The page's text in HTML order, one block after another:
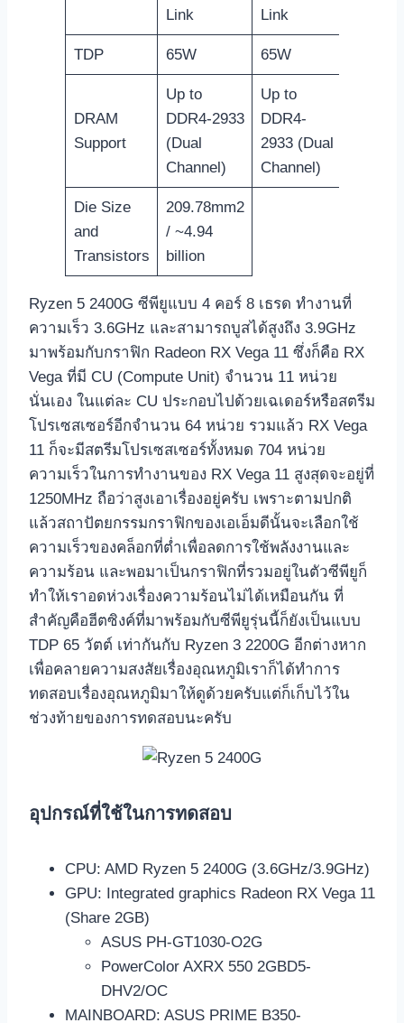
Link
Link
TDP 65W 65W
DRAM
Support
Up to
DDR4-2933
(Dual
Channel)
Up to
DDR4-
2933 (Dual
Channel)
Die Size
and
Transistors
209.78mm2
/ ~4.94
billion
Ryzen 5 2400G ซีพียูแบบ 4 คอร์ 8 เธรด ทำงานที่
ความเร็ว 3.6GHz และสามารถบูสได้สูงถึง 3.9GHz
มาพร้อมกับกราฟิก Radeon RX Vega 11 ซึ่งก็คือ RX
Vega ที่มี CU (Compute Unit) จำนวน 11 หน่วย
นั่นเอง ในแต่ละ CU ประกอบไปด้วยเฉเดอร์หรือสตรีม
โปรเซสเซอร์อีกจำนวน 64 หน่วย รวมแล้ว RX Vega
11 ก็จะมีสตรีมโปรเซสเซอร์ทั้งหมด 704 หน่วย
ความเร็วในการทำงานของ RX Vega 11 สูงสุดจะอยู่ที่
1250MHz ถือว่าสูงเอาเรื่องอยู่ครับ เพราะตามปกติ
แล้วสถาปัตยกรรมกราฟิกของเอเอ็มดีนั้นจะเลือกใช้
ความเร็วของคล็อกที่ต่ำเพื่อลดการใช้พลังงานและ
ความร้อน และพอมาเป็นกราฟิกที่รวมอยู่ในตัวซีพียูก็
ทำให้เราอดห่วงเรื่องความร้อนไม่ได้เหมือนกัน ที่
สำคัญคือฮีตซิงค์ที่มาพร้อมกับซีพียูรุ่นนี้ก็ยังเป็นแบบ
TDP 65 วัตต์ เท่ากันกับ Ryzen 3 2200G อีกต่างหาก
เพื่อคลายความสงสัยเรื่องอุณหภูมิเราก็ได้ทำการ
ทดสอบเรื่องอุณหภูมิมาให้ดูด้วยครับแต่ก็เก็บไว้ใน
ช่วงท้ายของการทดสอบนะครับ
อุปกรณ์ที่ใช้ในการทดสอบ
CPU: AMD Ryzen 5 2400G (3.6GHz/3.9GHz)
GPU: Integrated graphics Radeon RX Vega 11
(Share 2GB)
ASUS PH-GT1030-O2G
PowerColor AXRX 550 2GBD5-
DHV2/OC
MAINBOARD: ASUS PRIME B350-